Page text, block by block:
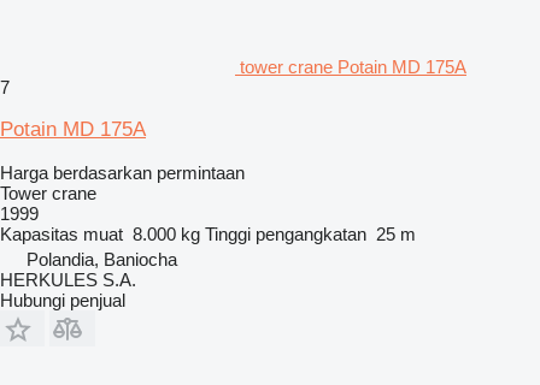
tower crane Potain MD 175A
7
Potain MD 175A
Harga berdasarkan permintaan
Tower crane
1999
Kapasitas muat 8.000 kg Tinggi pengangkatan 25 m
Polandia, Baniocha
HERKULES S.A.
Hubungi penjual